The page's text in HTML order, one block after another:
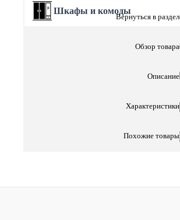
Шкафы и комоды
Вернуться в раздел
Обзор товара
Описание
Характеристики
Похожие товары